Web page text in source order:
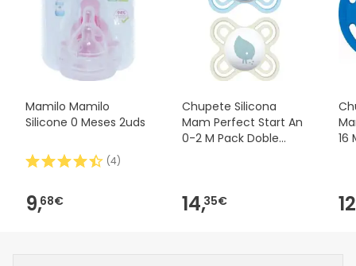
Mamilo Mamilo
Silicone 0 Meses 2uds
(4)
9,68€
Chupete Silicona
Mam Perfect Start An
0-2 M Pack Doble
14,35€
16